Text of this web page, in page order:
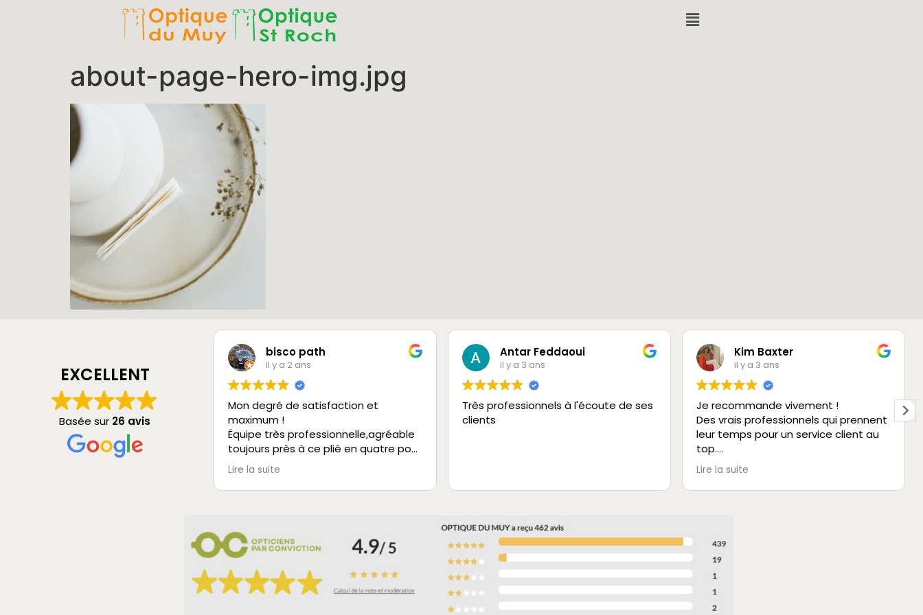
about-page-hero-img.jpg
EXCELLENT
Basée sur 26 avis
bisco path
il y a 2 ans
Mon degré de satisfaction et
maximum !
Équipe très professionnelle,agréable
toujours près à ce plié en quatre pour
vous rendre service.
Je recommande à 200%.
Lire la suite
Antar Feddaoui
il y a 3 ans
Très professionnels à l'écoute de ses
clients
Kim Baxter
il y a 3 ans
Je recommande vivement !
Des vrais professionnels qui prennent
leur temps pour un service client au
top.
Très rassurant et aucun détail n’est
négligé.
Un bon choix de lunettes dans deux
Lire la suite